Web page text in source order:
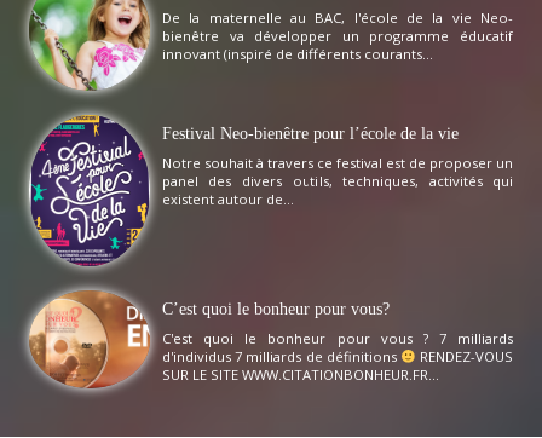
De la maternelle au BAC, l'école de la vie Neo-
bienêtre va développer un programme éducatif
innovant (inspiré de différents courants...
Festival Neo-bienêtre pour l’école de la vie
Notre souhait à travers ce festival est de proposer un
panel des divers outils, techniques, activités qui
existent autour de...
C’est quoi le bonheur pour vous?
C'est quoi le bonheur pour vous ? 7 milliards
d'individus 7 milliards de définitions
RENDEZ-VOUS
SUR LE SITE WWW.CITATIONBONHEUR.FR...